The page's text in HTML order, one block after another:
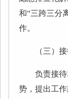
和“三跨三分
作。
（三）接
负责接待
势，提出工